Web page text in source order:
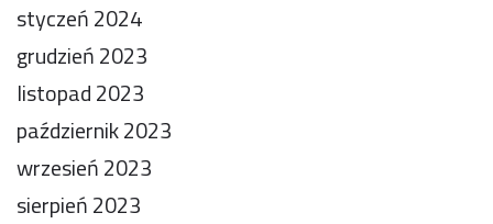
styczeń 2024
grudzień 2023
listopad 2023
październik 2023
wrzesień 2023
sierpień 2023